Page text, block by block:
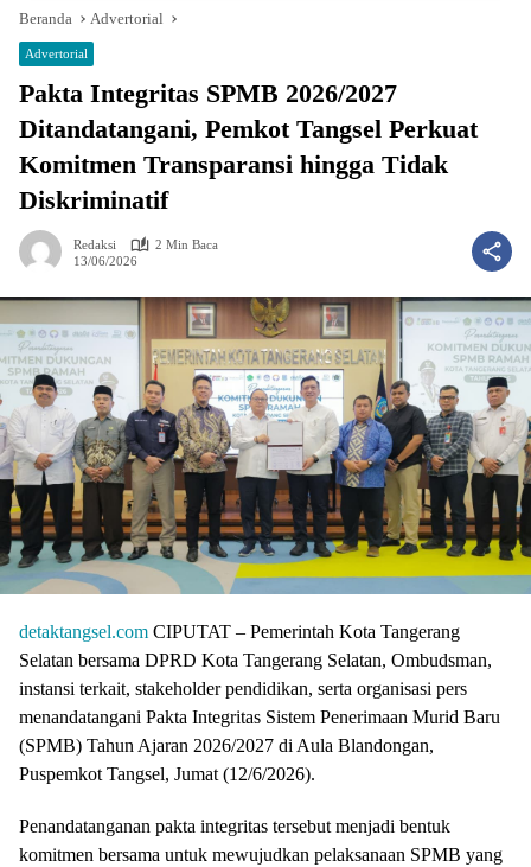
Beranda Advertorial
Advertorial
Pakta Integritas SPMB 2026/2027
Ditandatangani, Pemkot Tangsel Perkuat
Komitmen Transparansi hingga Tidak
Diskriminatif
Redaksi
2 Min Baca
13/06/2026
detaktangsel.com CIPUTAT – Pemerintah Kota Tangerang
Selatan bersama DPRD Kota Tangerang Selatan, Ombudsman,
instansi terkait, stakeholder pendidikan, serta organisasi pers
menandatangani Pakta Integritas Sistem Penerimaan Murid Baru
(SPMB) Tahun Ajaran 2026/2027 di Aula Blandongan,
Puspemkot Tangsel, Jumat (12/6/2026).
Penandatanganan pakta integritas tersebut menjadi bentuk
komitmen bersama untuk mewujudkan pelaksanaan SPMB yang